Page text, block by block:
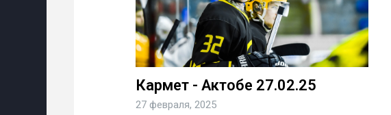
Кармет - Актобе 27.02.25
27 февраля, 2025